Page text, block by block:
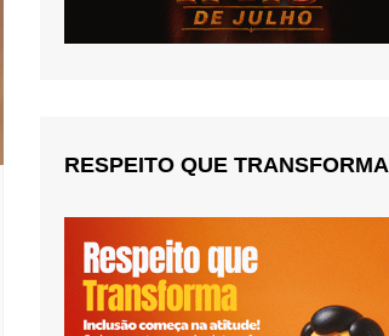
RESPEITO QUE TRANSFORMA